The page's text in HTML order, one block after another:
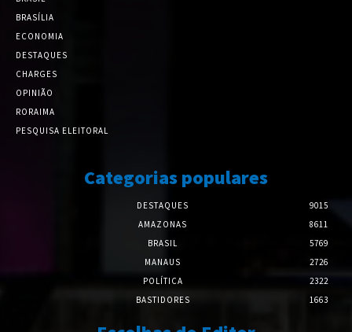
BRASÍLIA
ECONOMIA
DESTAQUES
CHARGES
OPINIÃO
RORAIMA
PESQUISA ELEITORAL
Categorias populares
DESTAQUES
9015
AMAZONAS
8611
BRASIL
5769
MANAUS
2726
POLÍTICA
2322
BASTIDORES
1663